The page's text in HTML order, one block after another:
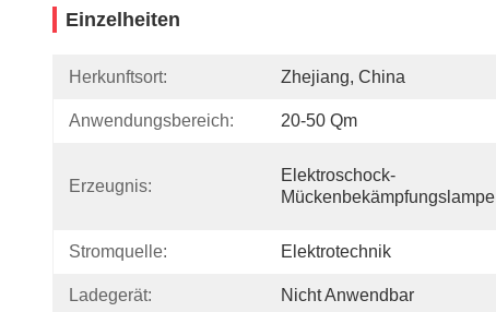
Einzelheiten
Herkunftsort: Zhejiang, China
Anwendungsbereich: 20-50 Qm
Erzeugnis:
Elektroschock-
Mückenbekämpfungslampe
Stromquelle: Elektrotechnik
Ladegerät: Nicht Anwendbar